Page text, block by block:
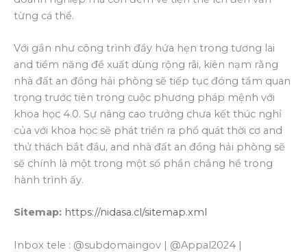
từng cá thể.
Với gần như công trình đầy hứa hẹn trong tương lai
and tiềm năng đề xuất dùng rộng rãi, kiên nạm rằng
nhà đất an đồng hải phòng sẽ tiếp tục đóng tầm quan
trọng trước tiên trong cuộc phương pháp mệnh với
khoa học 4.0. Sự nâng cao trưởng chưa kết thúc nghỉ
của với khoa học sẽ phát triển ra phổ quát thời cơ and
thử thách bắt đầu, and nhà đất an đồng hải phòng sẽ
sẽ chính là một trong một số phần chẳng hề trong
hành trình ấy.
Sitemap: https://nidasa.cl/sitemap.xml
Inbox tele : @subdomaingov | @Appal2024 |